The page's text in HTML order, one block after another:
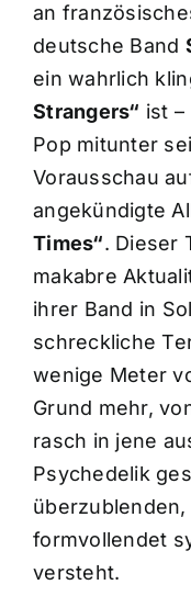
an
deutsche Band
ein wahrlich
Strangers“ ist
Pop mitunter
Vorausschau
angekündigte
Times“. Dieser
makabre
ihrer Band in
schreckliche
wenige Meter
Grund mehr,
rasch in jene
Psychedelik
formvollendet
versteht.